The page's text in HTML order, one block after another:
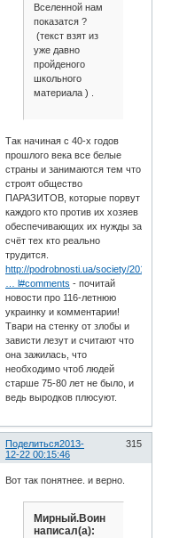
Вселенной нам
показатся ?
(текст взят из
уже давно
пройденого
школьного
материала ) .
Так начиная с 40-х годов
прошлого века все белые
страны и занимаются тем что
строят общество
ПАРАЗИТОВ, которые порвут
каждого кто против их хозяев
обеспечивающих их нужды за
счёт тех кто реально
трудится.
http://podrobnosti.ua/society/2013/12/2
… l#comments - почитай
новости про 116-летнюю
украинку и комментарии!
Твари на стенку от злобы и
зависти лезут и считают что
она зажилась, что
необходимо чтоб людей
старше 75-80 лет не было, и
ведь выродков плюсуют.
Поделиться 315
2013-
12-22 00:15:46
Вот так понятнее. и верно.
Мирный.Воин
написал(а):